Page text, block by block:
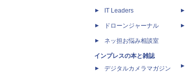
IT Leaders
ドローンジャーナル
ネッ担お悩み相談室
インプレスの本と雑誌
デジタルカメラマガジン